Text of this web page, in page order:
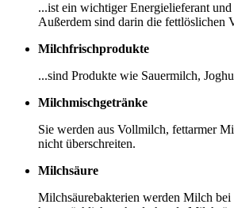
...ist ein wichtiger Energielieferant
Außerdem sind darin die fettlöslichen
Milchfrischprodukte
...sind Produkte wie Sauermilch,
Milchmischgetränke
Sie werden aus Vollmilch, fettarmer
nicht überschreiten.
Milchsäure
Milchsäurebakterien werden Milch